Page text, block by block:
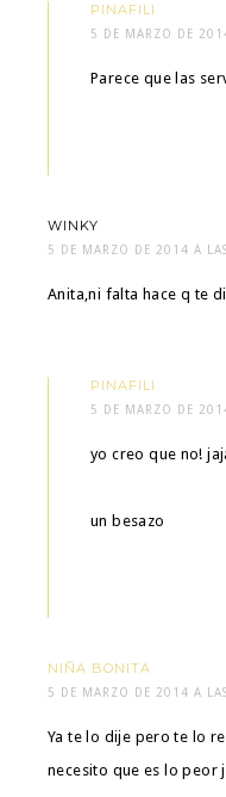
PINAFILI
5 DE MARZO DE
Parece que las
WINKY
5 DE MARZO DE 2014 A
Anita,ni falta hace q te
PINAFILI
5 DE MARZO DE
yo creo que no!
un besazo
NIÑA BONITA
5 DE MARZO DE 2014 A
Ya te lo dije pero te lo
necesito que es lo peor